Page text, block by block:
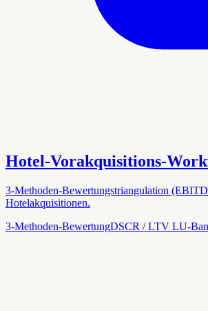
Hotel-Vorakquisitions-
3-Methoden-Bewertungstriangulation
Hotelakquisitionen.
3-Methoden-BewertungDSCR / LTV LU-